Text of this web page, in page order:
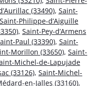
(33490), Saint-
Saint-Philippe-d’Aiguille
, Saint-Pey-d’Armens
Paul (33390), Saint-
Morillon (33650), Saint-
Michel-de-Lapujade
(33126), Saint-Michel-
en-Jalles (33160),